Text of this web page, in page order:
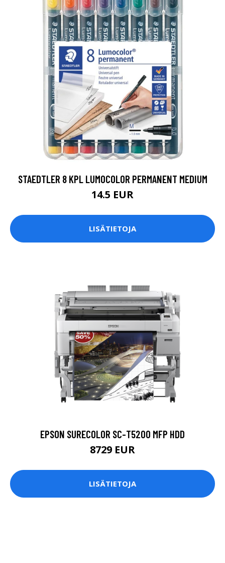
STAEDTLER 8 KPL LUMOCOLOR PERMANENT MEDIUM
14.5 EUR
LISÄTIETOJA
EPSON SURECOLOR SC-T5200 MFP HDD
8729 EUR
LISÄTIETOJA